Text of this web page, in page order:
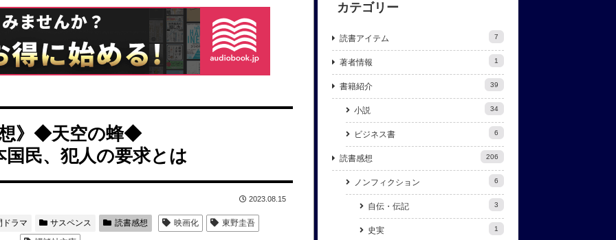
》◆天空の蜂◆
国民、犯人の要求とは
2023.08.15
ドラマ サスペンス 読書感想 映画化
東野圭吾
カテゴリー
読書アイテム 7
著者情報 1
書籍紹介 39
小説 34
ビジネス書 6
読書感想 206
ノンフィクション 6
自伝・伝記 3
史実 1